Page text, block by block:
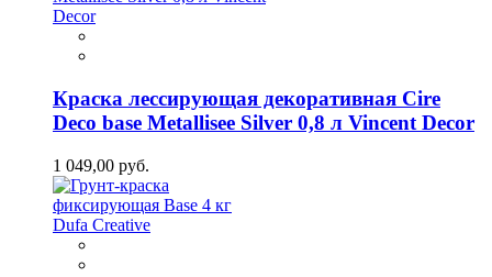
Краска лессирующая декоративная Cire
Deco base Metallisee Silver 0,8 л Vincent Decor
1 049,00 руб.